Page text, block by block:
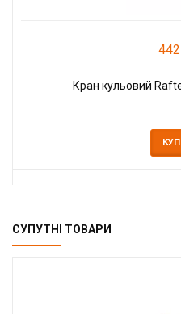
Кран кульовий
СУПУТНІ ТОВАРИ